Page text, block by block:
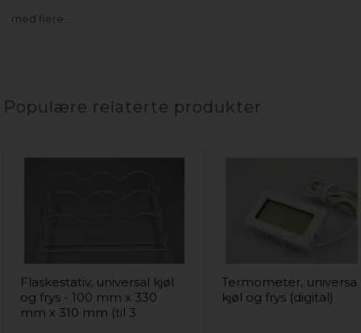
med flere…
Populære relaterte produkter
Flaskestativ, universal kjøl
og frys - 100 mm x 330
mm x 310 mm (til 3
Termometer, universal
kjøl og frys (digital)